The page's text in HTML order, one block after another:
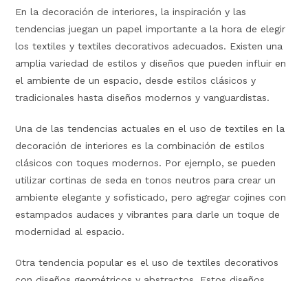
En la decoración de interiores, la inspiración y las
tendencias juegan un papel importante a la hora de elegir
los textiles y textiles decorativos adecuados. Existen una
amplia variedad de estilos y diseños que pueden influir en
el ambiente de un espacio, desde estilos clásicos y
tradicionales hasta diseños modernos y vanguardistas.
Una de las tendencias actuales en el uso de textiles en la
decoración de interiores es la combinación de estilos
clásicos con toques modernos. Por ejemplo, se pueden
utilizar cortinas de seda en tonos neutros para crear un
ambiente elegante y sofisticado, pero agregar cojines con
estampados audaces y vibrantes para darle un toque de
modernidad al espacio.
Otra tendencia popular es el uso de textiles decorativos